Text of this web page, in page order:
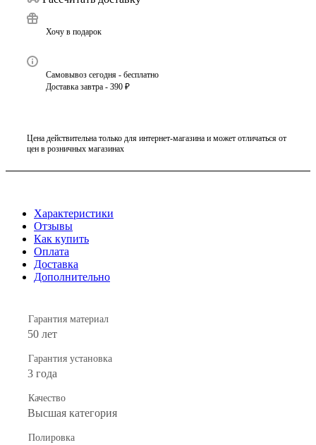
Хочу в подарок
Самовывоз сегодня - бесплатно
Доставка завтра - 390 ₽
Цена действительна только для интернет-магазина и может отличаться от
цен в розничных магазинах
Характеристики
Отзывы
Как купить
Оплата
Доставка
Дополнительно
Гарантия материал
50 лет
Гарантия установка
3 года
Качество
Высшая категория
Полировка